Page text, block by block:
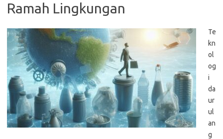
Ramah Lingkungan
Te
kn
ol
og
i
da
ur
ul
an
g